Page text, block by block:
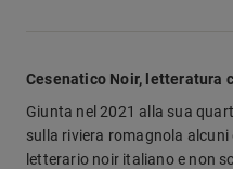
Cesenatico Noir, letteratura
Giunta nel 2021 alla sua
sulla riviera romagnola
letterario noir italiano e non